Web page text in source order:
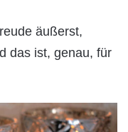
äußerst,
das ist, genau, für